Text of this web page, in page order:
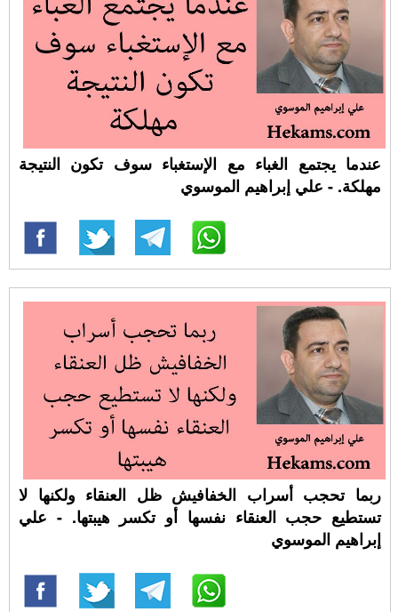
عندما يجتمع الغباء مع الإستغباء سوف تكون النتيجة
مهلكة. - علي إبراهيم الموسوي
ربما تحجب أسراب الخفافيش ظل العنقاء ولكنها لا
تستطيع حجب العنقاء نفسها أو تكسر هيبتها. - علي
إبراهيم الموسوي